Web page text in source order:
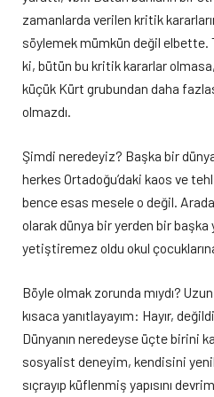
zamanlarda verilen kritik
söylemek mümkün değil elbette.
ki, bütün bu kritik kararlar
küçük Kürt grubundan daha
olmazdı.
Şimdi neredeyiz? Başka bir
herkes Ortadoğu’daki kaos ve
bence esas mesele o değil.
olarak dünya bir yerden bir
yetiştiremez oldu okul
Böyle olmak zorunda mıydı?
kısaca yanıtlayayım: Hayır,
Dünyanın neredeyse üçte birini
sosyalist deneyim, kendisini
sıçrayıp küflenmiş yapısını